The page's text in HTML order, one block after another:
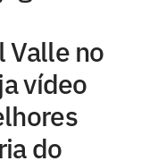
no
vídeo
do